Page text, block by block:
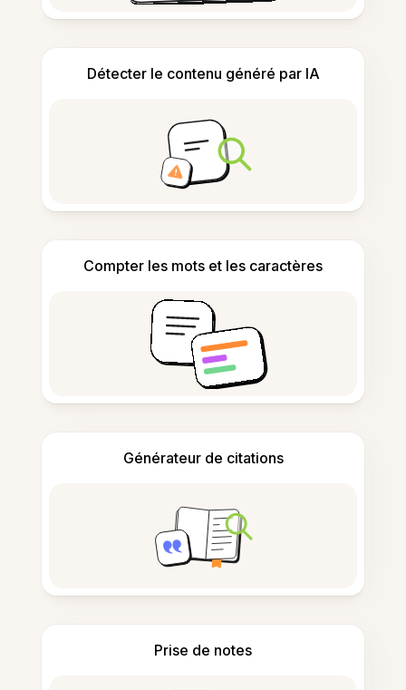
Détecter le contenu généré par IA
Compter les mots et les caractères
Générateur de citations
Prise de notes